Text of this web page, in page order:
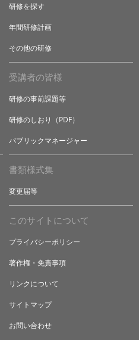
研修を探す
年間研修計画
その他の研修
受講者の皆様
研修の事前課題等
研修のしおり（PDF）
パブリックマネージャー
書類様式集
変更届等
このサイトについて
プライバシーポリシー
著作権・免責事項
リンクについて
サイトマップ
お問い合わせ